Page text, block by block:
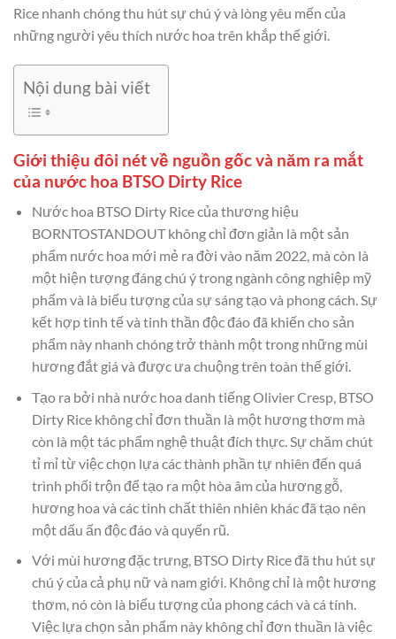
Rice nhanh chóng thu hút sự chú ý và lòng yêu mến của
những người yêu thích nước hoa trên khắp thế giới.
Nội dung bài viết
Giới thiệu đôi nét về nguồn gốc và năm ra mắt
của nước hoa BTSO Dirty Rice
Nước hoa BTSO Dirty Rice của thương hiệu
BORNTOSTANDOUT không chỉ đơn giản là một sản
phẩm nước hoa mới mẻ ra đời vào năm 2022, mà còn là
một hiện tượng đáng chú ý trong ngành công nghiệp mỹ
phẩm và là biểu tượng của sự sáng tạo và phong cách. Sự
kết hợp tinh tế và tinh thần độc đáo đã khiến cho sản
phẩm này nhanh chóng trở thành một trong những mùi
hương đắt giá và được ưa chuộng trên toàn thế giới.
Tạo ra bởi nhà nước hoa danh tiếng Olivier Cresp, BTSO
Dirty Rice không chỉ đơn thuần là một hương thơm mà
còn là một tác phẩm nghệ thuật đích thực. Sự chăm chút
tỉ mỉ từ việc chọn lựa các thành phần tự nhiên đến quá
trình phối trộn để tạo ra một hòa âm của hương gỗ,
hương hoa và các tinh chất thiên nhiên khác đã tạo nên
một dấu ấn độc đáo và quyến rũ.
Với mùi hương đặc trưng, BTSO Dirty Rice đã thu hút sự
chú ý của cả phụ nữ và nam giới. Không chỉ là một hương
thơm, nó còn là biểu tượng của phong cách và cá tính.
Việc lựa chọn sản phẩm này không chỉ đơn thuần là việc